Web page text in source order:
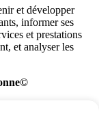
et développer
informer ses
et prestations
et analyser les